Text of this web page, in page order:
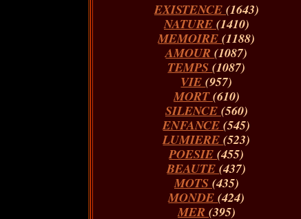
EXISTENCE (1643)
NATURE (1410)
MEMOIRE(1188)
AMOUR(1087)
TEMPS(1087)
VIE(957)
MORT(610)
SILENCE (560)
ENFANCE(545)
LUMIERE(523)
POESIE(455)
BEAUTE(437)
MOTS (435)
MONDE(424)
MER (395)